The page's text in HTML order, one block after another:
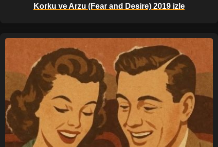
Korku ve Arzu (Fear and Desire) 2019 izle